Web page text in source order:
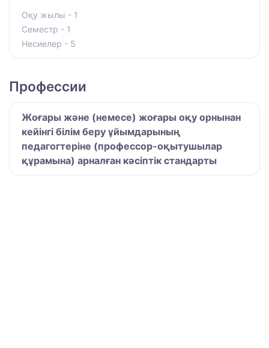
Оқу жылы - 1
Семестр - 1
Несиелер - 5
Профессии
Жоғары және (немесе) жоғары оқу орнынан
кейінгі білім беру ұйымдарының
педагогтеріне (профессор-оқытушылар
құрамына) арналған кәсіптік стандарты